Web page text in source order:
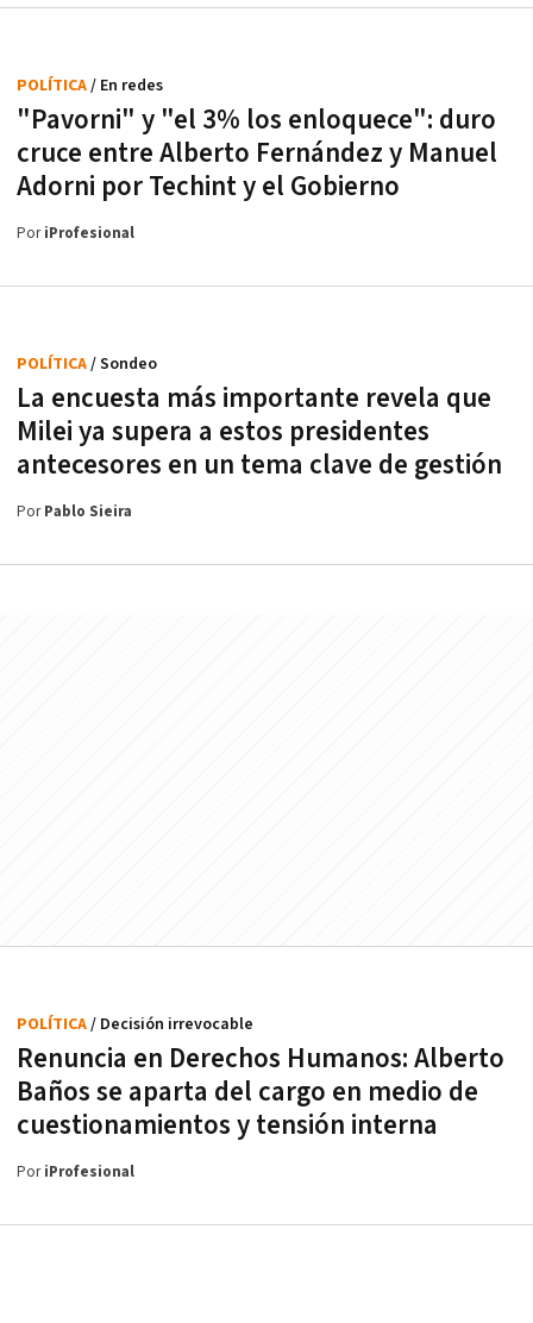
"Pavorni" y "el 3% los enloquece": duro
cruce entre Alberto Fernández y Manuel
Adorni por Techint y el Gobierno
POLÍTICA/ En redes
PoriProfesional
La encuesta más importante revela que
Milei ya supera a estos presidentes
antecesores en un tema clave de gestión
POLÍTICA/ Sondeo
PorPablo Sieira
Renuncia en Derechos Humanos: Alberto
Baños se aparta del cargo en medio de
cuestionamientos y tensión interna
POLÍTICA/ Decisión irrevocable
PoriProfesional